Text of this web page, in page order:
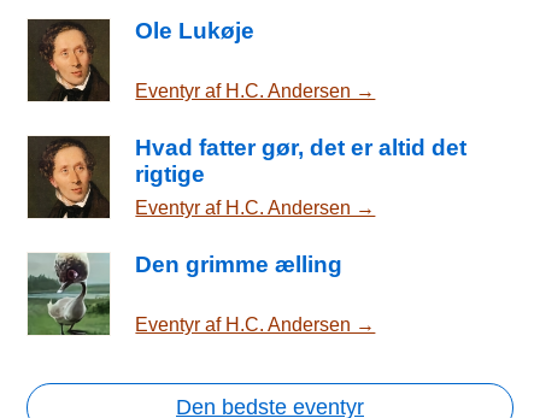
Ole Lukøje
Eventyr af H.C. Andersen →
Hvad fatter gør, det er altid det
rigtige
Eventyr af H.C. Andersen →
Den grimme ælling
Eventyr af H.C. Andersen →
Den bedste eventyr